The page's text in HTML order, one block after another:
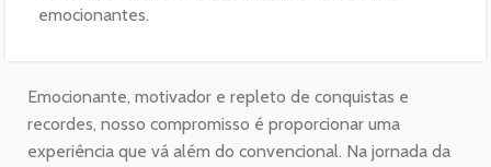
emocionantes.
Emocionante, motivador e repleto de conquistas e
recordes, nosso compromisso é proporcionar uma
experiência que vá além do convencional. Na jornada da